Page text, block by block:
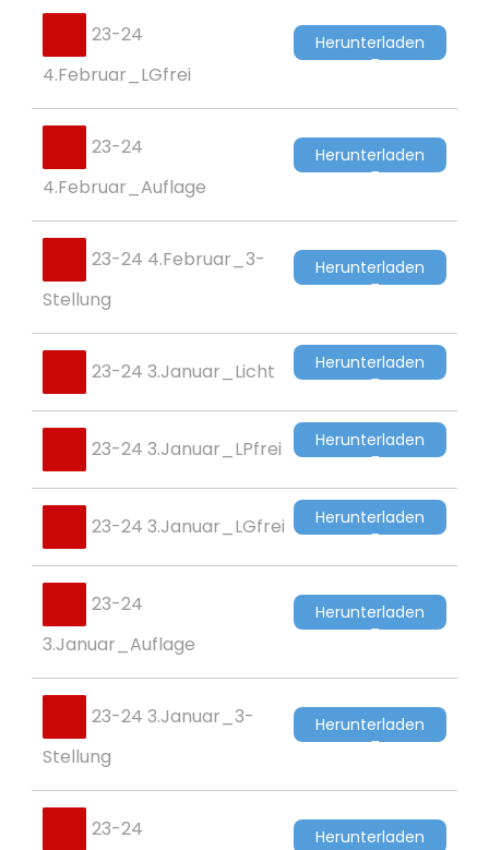
23-24
4.Februar_LGfrei
Herunterladen
23-24
4.Februar_Auflage
Herunterladen
23-24 4.Februar_3-
Stellung
Herunterladen
23-24 3.Januar_Licht Herunterladen
23-24 3.Januar_LPfrei Herunterladen
23-24 3.Januar_LGfrei Herunterladen
23-24
3.Januar_Auflage
Herunterladen
23-24 3.Januar_3-
Stellung
Herunterladen
23-24
Herunterladen